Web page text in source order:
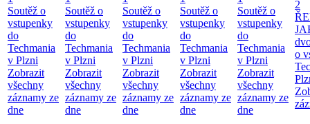
Soutěž o
vstupenky
do
Techmania
v Plzni
Zobrazit
všechny
záznamy ze
dne
Soutěž o
vstupenky
do
Techmania
v Plzni
Zobrazit
všechny
záznamy ze
dne
Soutěž o
vstupenky
do
Techmania
v Plzni
Zobrazit
všechny
záznamy ze
dne
Soutěž o
vstupenky
do
Techmania
v Plzni
Zobrazit
všechny
záznamy ze
dne
Soutěž o
vstupenky
do
Techmania
v Plzni
Zobrazit
všechny
záznamy ze
dne
2
o